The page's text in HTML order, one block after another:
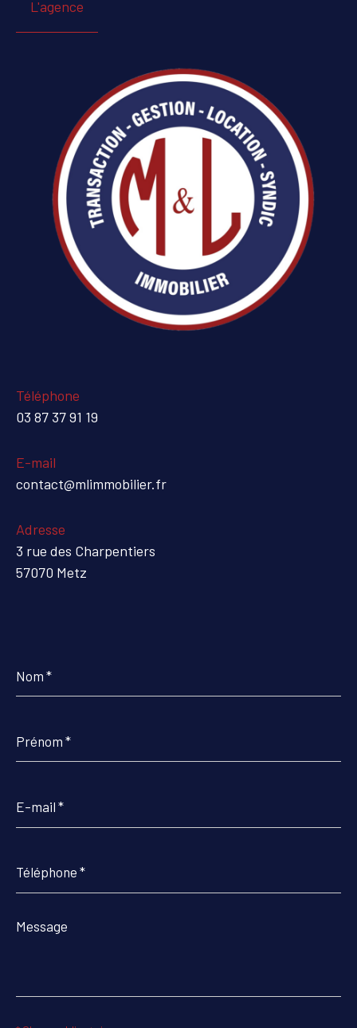
L'agence
Téléphone
03 87 37 91 19
E-mail
contact@mlimmobilier.fr
Adresse
3 rue des Charpentiers
57070 Metz
*
*
mail
*
Message
*